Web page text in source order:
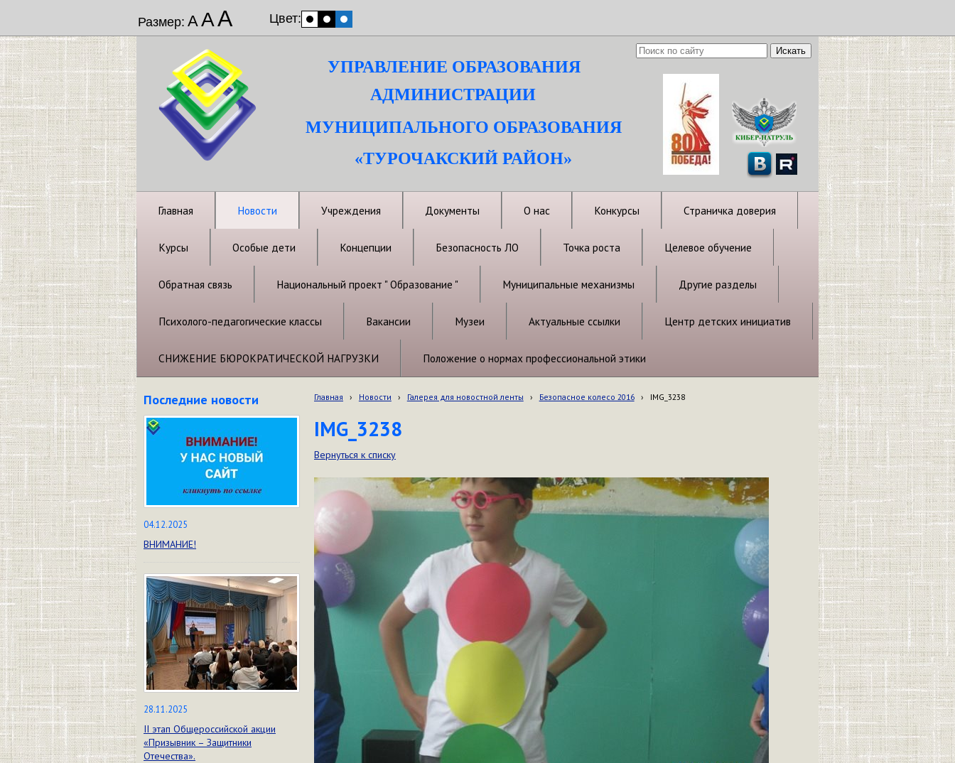
Размер: ААА Цвет:
УПРАВЛЕНИЕ ОБРАЗОВАНИЯ
АДМИНИСТРАЦИИ
МУНИЦИПАЛЬНОГО ОБРАЗОВАНИЯ
«ТУРОЧАКСКИЙ РАЙОН»
Главная Новости Учреждения Документы О нас Конкурсы Страничка доверия
Курсы Особые дети Концепции Безопасность ЛО Точка роста Целевое обучение
Обратная связь Национальный проект " Образование " Муниципальные механизмы Другие разделы
Психолого-педагогические классы Вакансии Музеи Актуальные ссылки Центр детских инициатив
СНИЖЕНИЕ БЮРОКРАТИЧЕСКОЙ НАГРУЗКИ Положение о нормах профессиональной этики
Последние новости
04.12.2025
ВНИМАНИЕ!
28.11.2025
II этап Общероссийской акции
«Призывник – Защитники
Отечества».
Главная › Новости › Галерея для новостной ленты › Безопасное колесо 2016 › IMG_3238
IMG_3238
Вернуться к списку